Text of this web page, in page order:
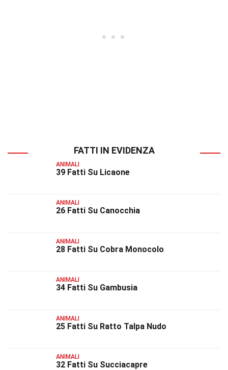
FATTI IN EVIDENZA
ANIMALI
39 Fatti Su Licaone
ANIMALI
26 Fatti Su Canocchia
ANIMALI
28 Fatti Su Cobra Monocolo
ANIMALI
34 Fatti Su Gambusia
ANIMALI
25 Fatti Su Ratto Talpa Nudo
ANIMALI
32 Fatti Su Succiacapre